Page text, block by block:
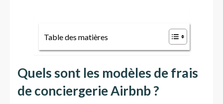
Table des matières
Quels sont les modèles de frais
de conciergerie Airbnb ?